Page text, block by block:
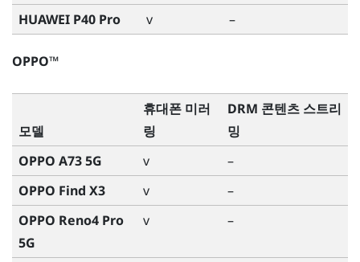
HUAWEI P40 Pro
v –
OPPO™
모델
휴대폰 미러
링
DRM 콘텐츠 스트리
밍
OPPO A73 5G
v
–
OPPO Find X3
v
–
OPPO Reno4 Pro
5G
v –